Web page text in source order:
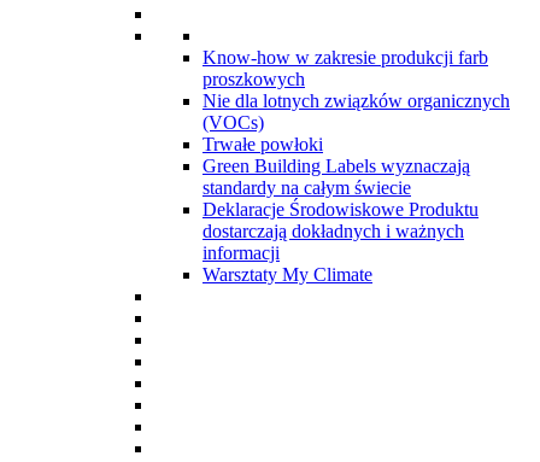
Know-how w zakresie produkcji farb
proszkowych
Nie dla lotnych związków organicznych
(VOCs)
Trwałe powłoki
Green Building Labels wyznaczają
standardy na całym świecie
Deklaracje Środowiskowe Produktu
dostarczają dokładnych i ważnych
informacji
Warsztaty My Climate